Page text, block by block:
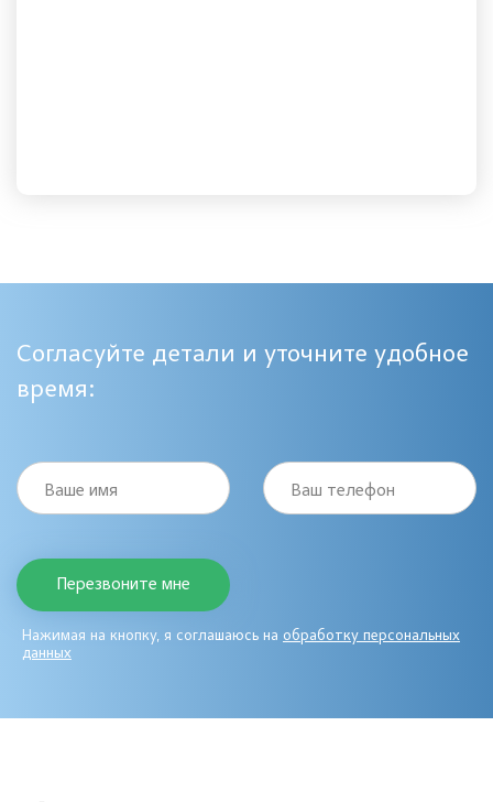
Согласуйте детали и уточните удобное
время:
Ваше имя Ваш телефон
Нажимая на кнопку, я соглашаюсь на обработку персональных
данных